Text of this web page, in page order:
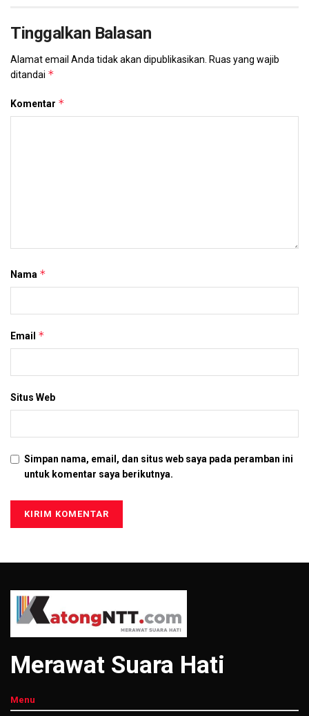
Tinggalkan Balasan
Alamat email Anda tidak akan dipublikasikan. Ruas yang wajib
ditandai *
Komentar *
Nama *
Email *
Situs Web
Simpan nama, email, dan situs web saya pada peramban ini
untuk komentar saya berikutnya.
Merawat Suara Hati
Menu